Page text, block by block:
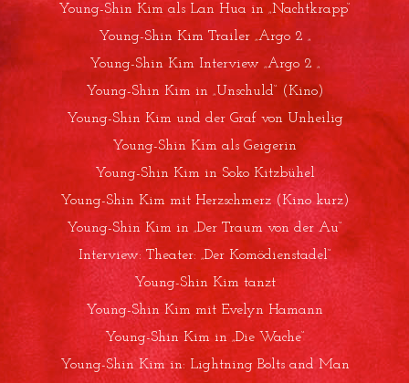
Young-Shin Kim als Lan Hua in „Nachtkrapp“
Young-Shin Kim Trailer „Argo 2 „
Young-Shin Kim Interview „Argo 2 „
Young-Shin Kim in „Unschuld“ (Kino)
Young-Shin Kim und der Graf von Unheilig
Young-Shin Kim als Geigerin
Young-Shin Kim in Soko Kitzbühel
Young-Shin Kim mit Herzschmerz (Kino kurz)
Young-Shin Kim in „Der Traum von der Au“
Interview: Theater: „Der Komödienstadel“
Young-Shin Kim tanzt
Young-Shin Kim mit Evelyn Hamann
Young-Shin Kim in „Die Wache“
Young-Shin Kim in: Lightning Bolts and Man